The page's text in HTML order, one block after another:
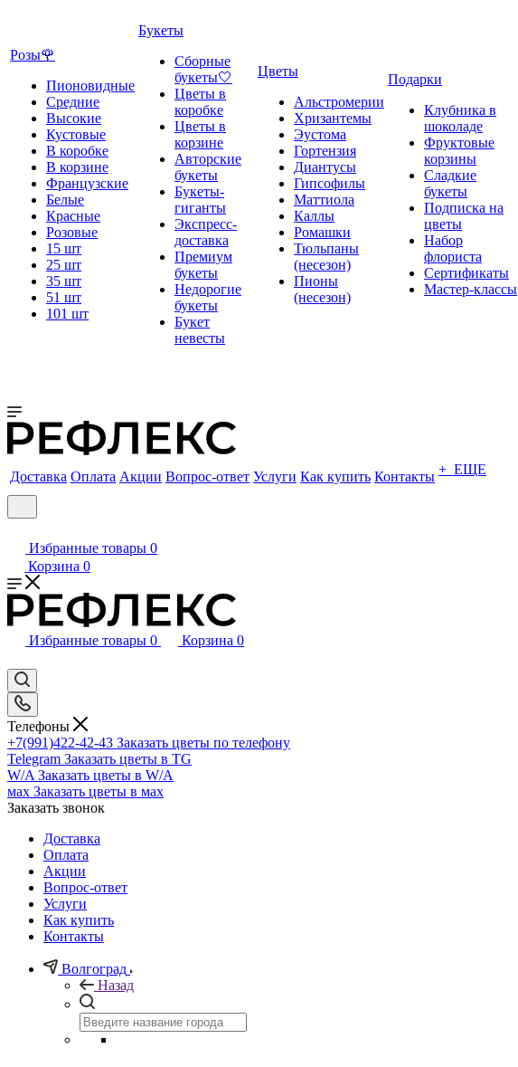
Розы🌹
Пионовидные
Средние
Высокие
Кустовые
В коробке
В корзине
Французские
Белые
Красные
Розовые
15 шт
25 шт
35 шт
51 шт
101 шт
Букеты
Сборные
букеты🤍
Цветы в
коробке
Цветы в
корзине
Авторские
букеты
Букеты-
гиганты
Экспресс-
доставка
Премиум
букеты
Недорогие
букеты
Букет
невесты
Цветы
Альстромерии
Хризантемы
Эустома
Гортензия
Диантусы
Гипсофилы
Маттиола
Каллы
Ромашки
Тюльпаны
(несезон)
Пионы
(несезон)
Подарки
Клубника в
шоколаде
Фруктовые
корзины
Сладкие
букеты
Подписка на
цветы
Набор
флориста
Сертификаты
Мастер-классы
Доставка Оплата Акции Вопрос-ответ Услуги Как купить Контакты + ЕЩЕ
Избранные товары 0
Корзина 0
Избранные товары 0 Корзина 0
Телефоны
+7(991)422-42-43 Заказать цветы по телефону
Telegram Заказать цветы в TG
W/A Заказать цветы в W/A
мах Заказать цветы в мах
Заказать звонок
Доставка
Оплата
Акции
Вопрос-ответ
Услуги
Как купить
Контакты
Волгоград
Назад